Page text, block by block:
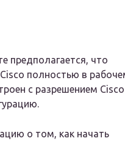
предполагается, что
полностью в
с разрешением Cisco
о том, как начать